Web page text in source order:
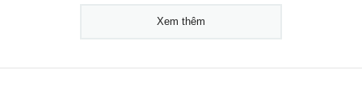
Xem thêm